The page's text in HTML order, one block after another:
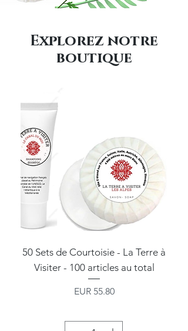
Explorez notre
boutique
50 Sets de Courtoisie - La Terre à
Visiter - 100 articles au total
Precio
EUR 55.80